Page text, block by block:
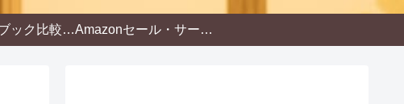
オーディオブック比較・電子書籍 Amazonセール・サービス・ライフスタイル